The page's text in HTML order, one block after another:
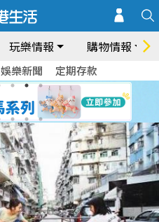
玩樂情報 購物情報
娛樂新聞 定期存款